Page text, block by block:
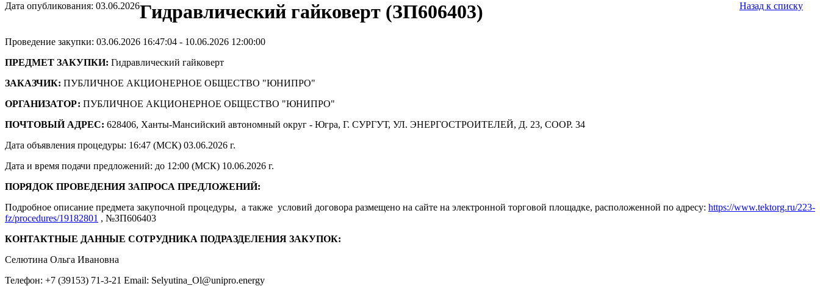
Дата опубликования: 03.06.2026 Назад к списку
Гидравлический гайковерт (ЗП606403)
Проведение закупки: 03.06.2026 16:47:04 - 10.06.2026 12:00:00
ПРЕДМЕТ ЗАКУПКИ: Гидравлический гайковерт
ЗАКАЗЧИК: ПУБЛИЧНОЕ АКЦИОНЕРНОЕ ОБЩЕСТВО "ЮНИПРО"
ОРГАНИЗАТОР: ПУБЛИЧНОЕ АКЦИОНЕРНОЕ ОБЩЕСТВО "ЮНИПРО"
ПОЧТОВЫЙ АДРЕС: 628406, Ханты-Мансийский автономный округ - Югра, Г. СУРГУТ, УЛ. ЭНЕРГОСТРОИТЕЛЕЙ, Д. 23, СООР. 34
Дата объявления процедуры: 16:47 (МСК) 03.06.2026 г.
Дата и время подачи предложений: до 12:00 (МСК) 10.06.2026 г.
ПОРЯДОК ПРОВЕДЕНИЯ ЗАПРОСА ПРЕДЛОЖЕНИЙ:
Подробное описание предмета закупочной процедуры, а также условий договора размещено на сайте на электронной торговой площадке, расположенной по адресу: https://www.tektorg.ru/223-
fz/procedures/19182801 , №ЗП606403
КОНТАКТНЫЕ ДАННЫЕ СОТРУДНИКА ПОДРАЗДЕЛЕНИЯ ЗАКУПОК:
Селютина Ольга Ивановна
Телефон: +7 (39153) 71-3-21 Email: Selyutina_Ol@unipro.energy